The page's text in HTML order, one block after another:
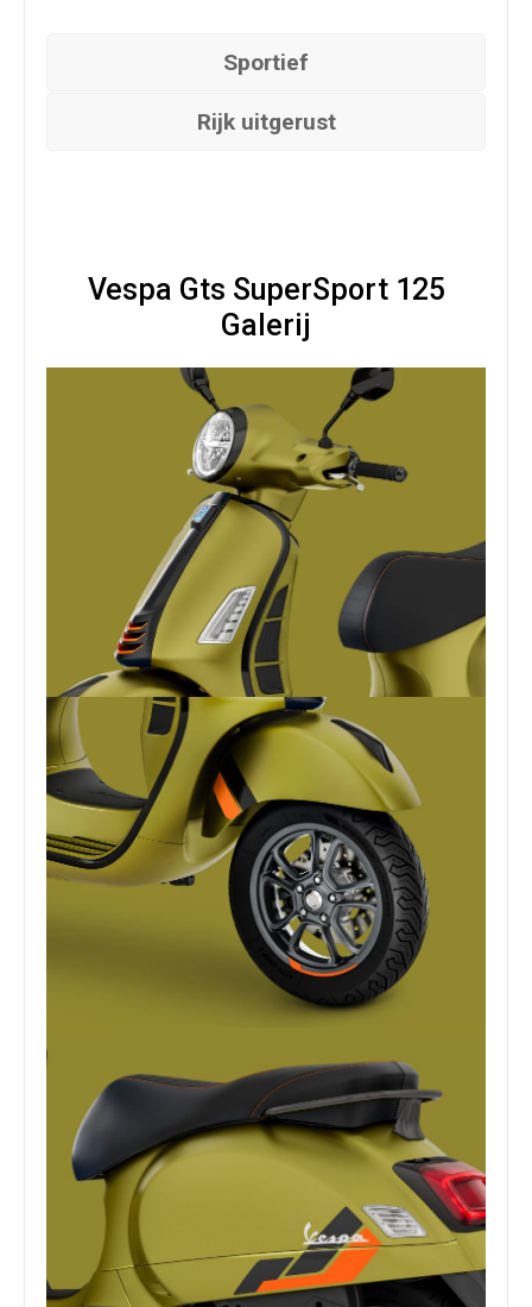
Sportief
Rijk uitgerust
Vespa Gts SuperSport 125
Galerij